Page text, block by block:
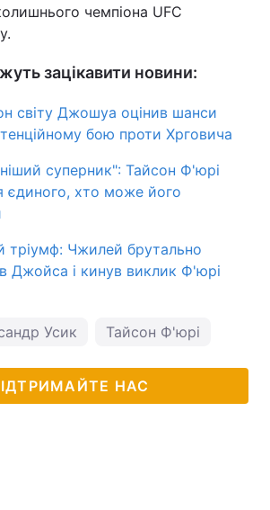
чемпіона UFC
зацікавити новини:
світу Джошуа оцінив шанси
бою проти Хрговича
суперник": Тайсон Ф'юрі
єдиного, хто може його
тріумф: Чжилей брутально
Джойса і кинув виклик Ф'юрі
Усик Тайсон Ф'юрі
НАС